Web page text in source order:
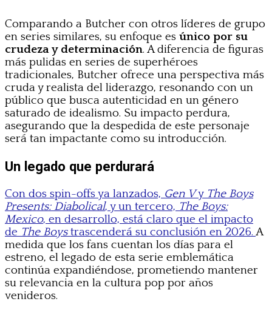
Comparando a Butcher con otros líderes de grupo
en series similares, su enfoque es único por su
crudeza y determinación. A diferencia de figuras
más pulidas en series de superhéroes
tradicionales, Butcher ofrece una perspectiva más
cruda y realista del liderazgo, resonando con un
público que busca autenticidad en un género
saturado de idealismo. Su impacto perdura,
asegurando que la despedida de este personaje
será tan impactante como su introducción.
Un legado que perdurará
Con dos spin-offs ya lanzados, Gen Vy The Boys
Presents: Diabolical, y un tercero, The Boys:
Mexico, en desarrollo, está claro que el impacto
de The Boystrascenderá su conclusión en 2026. A
medida que los fans cuentan los días para el
estreno, el legado de esta serie emblemática
continúa expandiéndose, prometiendo mantener
su relevancia en la cultura pop por años
venideros.